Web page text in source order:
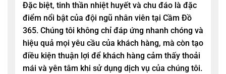
Đặc biệt, tinh thần nhiệt huyết và chu đáo là đặc
điểm nổi bật của đội ngũ nhân viên tại Cầm Đồ
365. Chúng tôi không chỉ đáp ứng nhanh chóng và
hiệu quả mọi yêu cầu của khách hàng, mà còn tạo
điều kiện thuận lợi để khách hàng cảm thấy thoải
mái và yên tâm khi sử dụng dịch vụ của chúng tôi.